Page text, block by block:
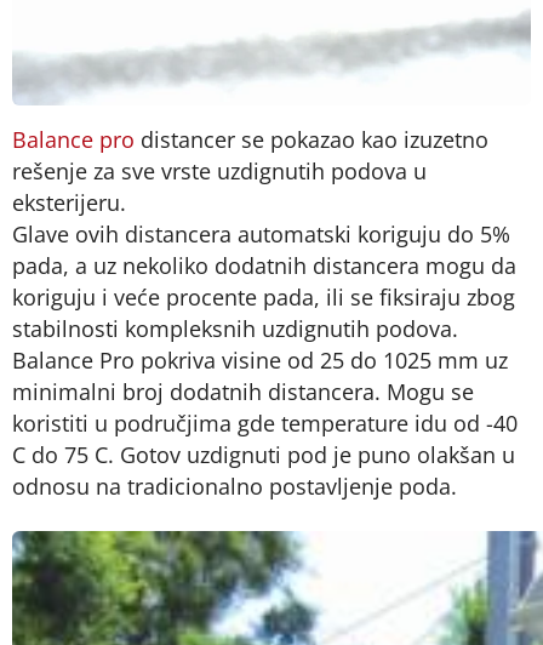
Balance pro distancer se pokazao kao izuzetno
rešenje za sve vrste uzdignutih podova u
eksterijeru.
Glave ovih distancera automatski koriguju do 5%
pada, a uz nekoliko dodatnih distancera mogu da
koriguju i veće procente pada, ili se fiksiraju zbog
stabilnosti kompleksnih uzdignutih podova.
Balance Pro pokriva visine od 25 do 1025 mm uz
minimalni broj dodatnih distancera. Mogu se
koristiti u područjima gde temperature idu od -40
C do 75 C. Gotov uzdignuti pod je puno olakšan u
odnosu na tradicionalno postavljenje poda.